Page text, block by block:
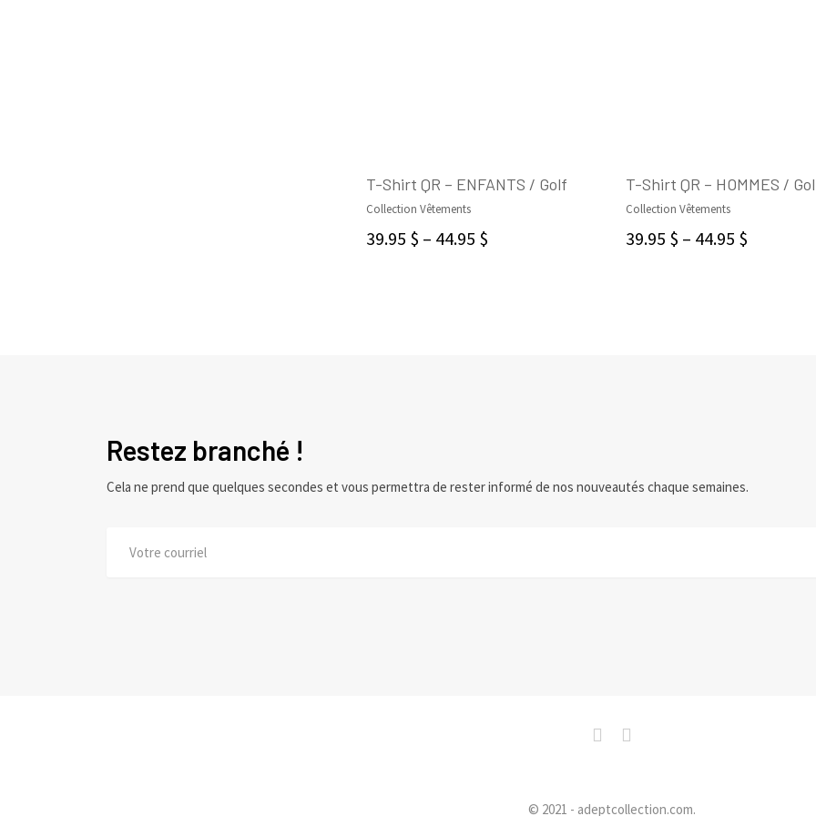
T-Shirt QR – ENFANTS / Golf
Collection Vêtements
39.95 $ – 44.95 $
T-Shirt QR – HOMMES /
Collection Vêtements
39.95 $ – 44.95 $
Restez branché !
Cela ne prend que quelques secondes et vous permettra de rester informé de nos nouveautés chaque semaines.
© 2021 - adeptcollection.com.